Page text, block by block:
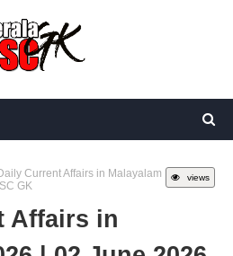
views
Current Affairs in Malayalam
GK
Affairs in